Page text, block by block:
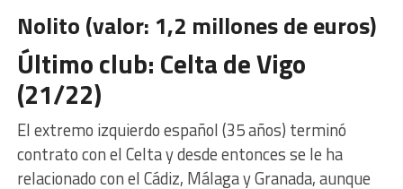
Nolito (valor: 1,2 millones de euros)
Último club: Celta de Vigo
(21/22)
El extremo izquierdo español (35 años) terminó
contrato con el Celta y desde entonces se le ha
relacionado con el Cádiz, Málaga y Granada, aunque